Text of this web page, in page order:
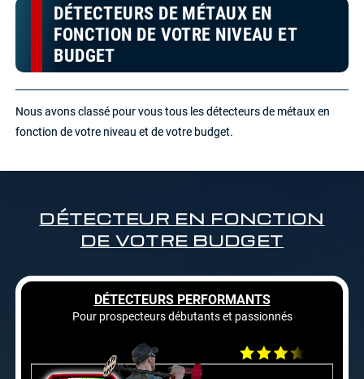
DÉTECTEURS DE MÉTAUX EN
FONCTION DE VOTRE NIVEAU ET
BUDGET
Nous avons classé pour vous tous les détecteurs de métaux en
fonction de votre niveau et de votre budget.
DÉTECTEUR EN FONCTION
DE VOTRE BUDGET
DÉTECTEURS PERFORMANTS
Pour prospecteurs débutants et passionnés